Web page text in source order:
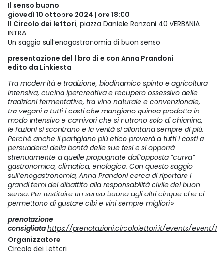
Il senso buono
giovedì 10 ottobre 2024 | ore 18:00
Il Circolo dei lettori, piazza Daniele Ranzoni 40 VERBANIA
INTRA
Un saggio sull’enogastronomia di buon senso
presentazione del libro di e con Anna Prandoni
edito da Linkiesta
Tra modernità e tradizione, biodinamico spinto e agricoltura
intensiva, cucina ipercreativa e recupero ossessivo delle
tradizioni fermentative, tra vino naturale e convenzionale,
tra vegani a tutti i costi che mangiano quinoa prodotta in
modo intensivo e carnivori che si nutrono solo di chianina,
le fazioni si scontrano e la verità si allontana sempre di più.
Perché anche il partigiano più etico proverà a tutti i costi a
persuaderci della bontà delle sue tesi e si opporrà
strenuamente a quelle propugnate dall’opposta “curva”
gastronomica, climatica, enologica. Con questo saggio
sull’enogastronomia, Anna Prandoni cerca di riportare i
grandi temi del dibattito alla responsabilità civile del buon
senso. Per restituire un senso buono agli altri cinque che ci
permettono di gustare cibi e vini sempre migliori.»
prenotazione
consigliata https://prenotazioni.circololettori.it/events/event/
Organizzatore
Circolo dei Lettori